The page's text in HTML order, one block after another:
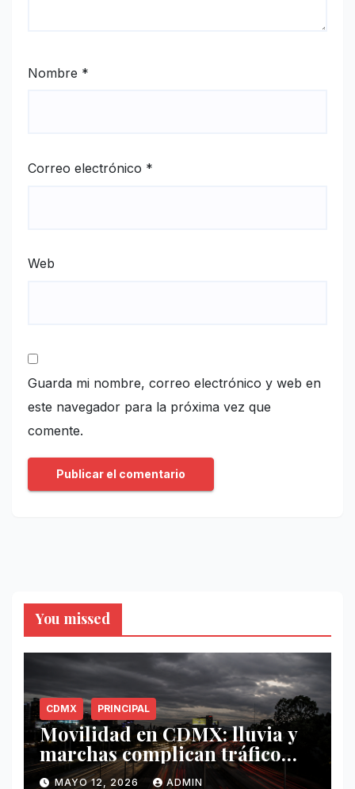
Nombre *
Correo electrónico *
Web
Guarda mi nombre, correo electrónico y web en
este navegador para la próxima vez que
comente.
You missed
CDMX PRINCIPAL
Movilidad en CDMX: lluvia y
marchas complican tráfico
este 12 de mayo
MAYO 12, 2026 ADMIN